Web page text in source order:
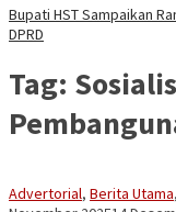
Bupati HST Sampaikan
DPRD
Tag:
Advertorial, Berita Utama,